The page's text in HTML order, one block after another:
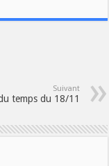
Suivant
du temps du 18/11